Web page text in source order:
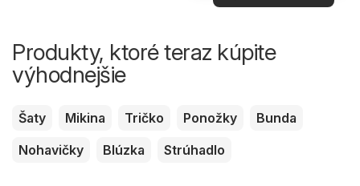
Produkty, ktoré teraz kúpite
výhodnejšie
Šaty Mikina Tričko Ponožky
Bunda
Nohavičky
Blúzka Strúhadlo